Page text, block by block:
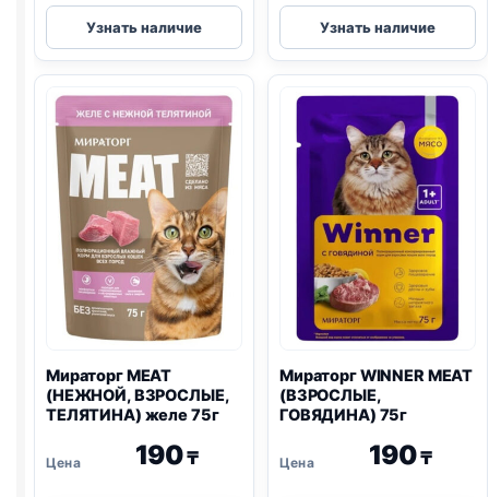
Мираторг
MEAT
(ВЗРОСЛЫЕ,
BLACK
75г
Узнать наличие
Мираторг
WINNER
MEAT
КУРИЦА)
75г
Узнать наличие
Мираторг MEAT
(НЕЖНОЙ, ВЗРОСЛЫЕ,
ТЕЛЯТИНА) желе 75г
190₸
Мираторг WINNER MEAT
(ВЗРОСЛЫЕ,
ГОВЯДИНА) 75г
190₸